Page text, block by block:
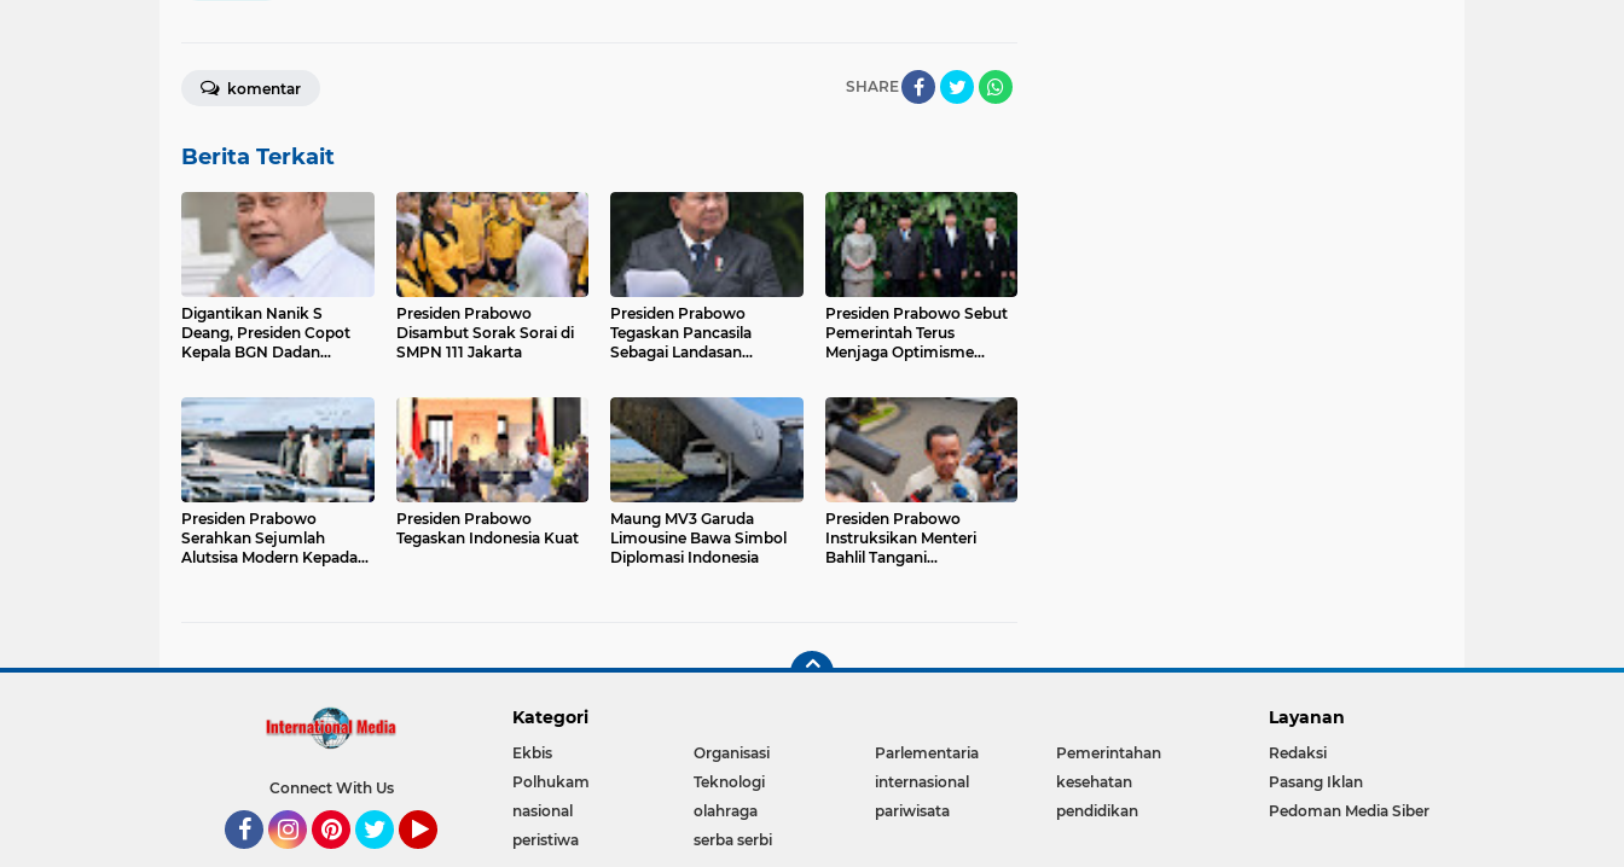
SHARE
komentar
Berita Terkait
Digantikan Nanik S
Deang, Presiden Copot
Kepala BGN Dadan
Presiden Prabowo
Disambut Sorak Sorai di
SMPN 111 Jakarta
Presiden Prabowo
Tegaskan Pancasila
Sebagai Landasan
Presiden Prabowo Sebut
Pemerintah Terus
Menjaga Optimisme
Presiden Prabowo
Serahkan Sejumlah
Alutsisa Modern Kepada
Presiden Prabowo
Tegaskan Indonesia Kuat
Maung MV3 Garuda
Limousine Bawa Simbol
Diplomasi Indonesia
Presiden Prabowo
Instruksikan Menteri
Bahlil Tangani
Connect With Us
Kategori
Ekbis Organisasi Parlementaria
Pemerintahan
Polhukam
Teknologi internasional
kesehatan
nasional
olahraga pariwisata
pendidikan
peristiwa
serba serbi
Layanan
Redaksi
Pasang Iklan
Pedoman Media Siber